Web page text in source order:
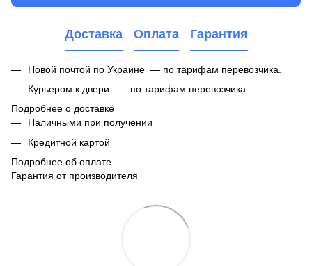
Доставка Оплата Гарантия
Новой почтой по Украине — по тарифам перевозчика.
Курьером к двери — по тарифам перевозчика.
Подробнее о доставке
Наличными при получении
Кредитной картой
Подробнее об оплате
Гарантия от производителя